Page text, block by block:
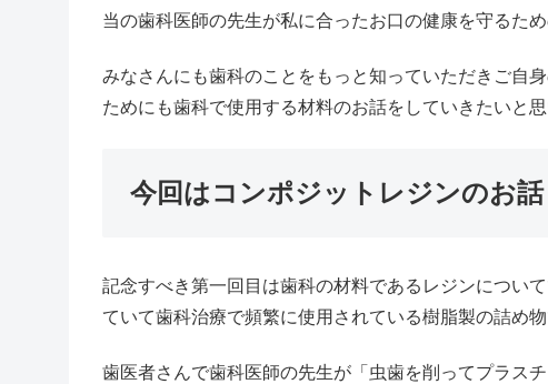
当の歯科医師の先生が私に合ったお口の健康を守るた
みなさんにも歯科のことをもっと知っていただきご自
ためにも歯科で使用する材料のお話をしていきたいと思
今回はコンポジットレジンのお話
記念すべき第一回目は歯科の材料であるレジンについ
ていて歯科治療で頻繁に使用されている樹脂製の詰め物
歯医者さんで歯科医師の先生が「虫歯を削ってプラス